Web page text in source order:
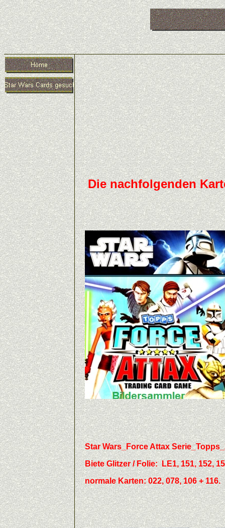
Die nachfolgenden
Star Wars_Force Attax
Biete Glitzer / Folie: LE1, 151, 152,
normale Karten: 022, 078, 106 + 116.